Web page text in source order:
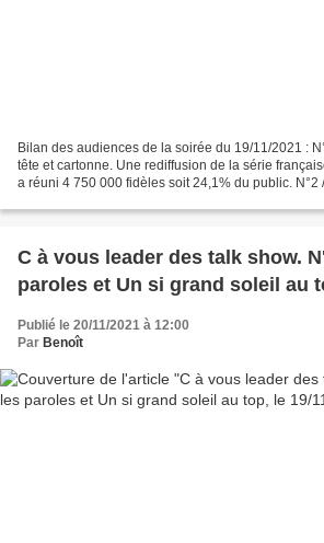
Bilan des audiences de la soirée du 19/11/2021 :
tête et cartonne. Une rediffusion de la série
a réuni 4 750 000 fidèles soit 24,1% du public. N°2
C à vous leader des talk show.
paroles et Un si grand soleil au
Publié le 20/11/2021 à 12:00
Par Benoît